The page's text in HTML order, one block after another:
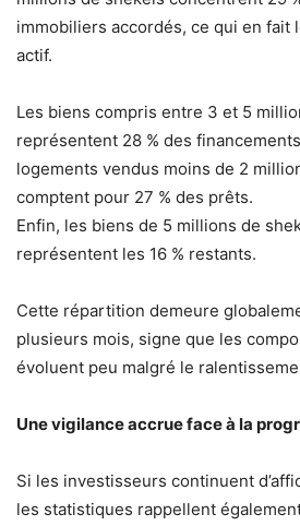
immobiliers accordés, ce qui en fait
actif.
Les biens compris entre 3 et 5
représentent 28 % des
logements vendus moins de 2
comptent pour 27 % des prêts.
Enfin, les biens de 5 millions de
représentent les 16 % restants.
Cette répartition demeure
plusieurs mois, signe que les
évoluent peu malgré le
Une vigilance accrue face à la
Si les investisseurs continuent
les statistiques rappellent